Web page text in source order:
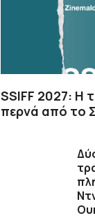
SSIFF 2027: Η
περνά από το